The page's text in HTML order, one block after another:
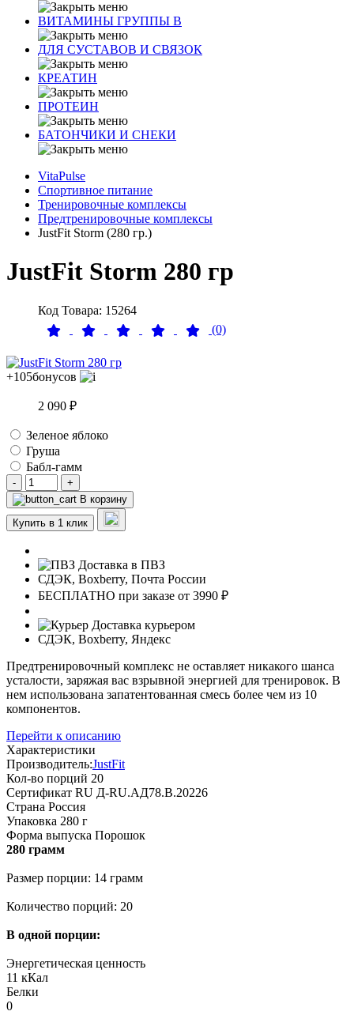
ВИТАМИНЫ ГРУППЫ В
ДЛЯ СУСТАВОВ И СВЯЗОК
КРЕАТИН
ПРОТЕИН
БАТОНЧИКИ И СНЕКИ
VitaPulse
Спортивное питание
Тренировочные комплексы
Предтренировочные комплексы
JustFit Storm (280 гр.)
JustFit Storm 280 гр
Код Товара: 15264
(0)
+105бонусов
2 090 ₽
Зеленое яблоко
Груша
Бабл-гамм
-
+
В корзину
Купить в 1 клик
Доставка в ПВЗ
СДЭК, Boxberry, Почта России
БЕСПЛАТНО при заказе от 3990 ₽
Доставка курьером
СДЭК, Boxberry, Яндекс
Предтренировочный комплекс не оставляет никакого шанса
усталости, заряжая вас взрывной энергией для тренировок. В
нем использована запатентованная смесь более чем из 10
компонентов.
Перейти к описанию
Характеристики
Производитель:JustFit
Кол-во порций 20
Сертификат RU Д-RU.АД78.B.20226
Страна Россия
Упаковка 280 г
Форма выпуска Порошок
280 грамм
Размер порции: 14 грамм
Количество порций: 20
В одной порции:
Энергетическая ценность
11 кКал
Белки
0